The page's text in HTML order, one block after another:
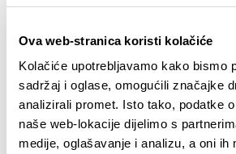
Ova web-stranica koristi kolačiće
Kolačiće upotrebljavamo kako bismo
sadržaj i oglase, omogućili značajke
analizirali promet. Isto tako, podatke
naše web-lokacije dijelimo s
medije, oglašavanje i analizu, a oni ih
ISTAKNUTO